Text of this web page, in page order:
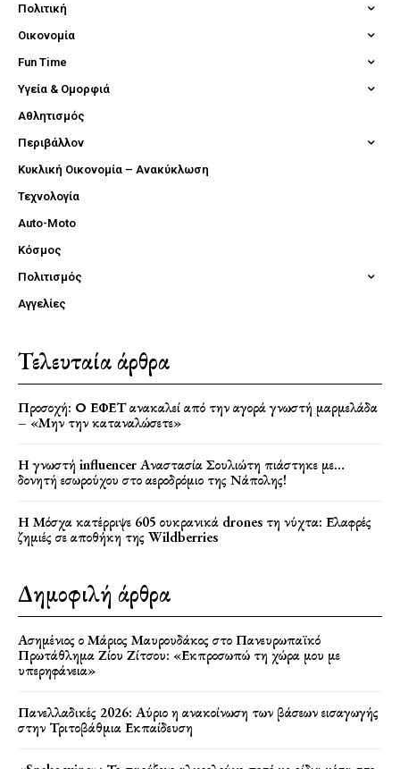
Πολιτική
Οικονομία
Fun Time
Υγεία & Ομορφιά
Αθλητισμός
Περιβάλλον
Κυκλική Οικονομία – Ανακύκλωση
Τεχνολογία
Auto-Moto
Κόσμος
Πολιτισμός
Αγγελίες
Τελευταία άρθρα
Προσοχή: Ο ΕΦΕΤ ανακαλεί από την αγορά γνωστή μαρμελάδα
– «Μην την καταναλώσετε»
Η γνωστή influencer Αναστασία Σουλιώτη πιάστηκε με…
δονητή εσωρούχου στο αεροδρόμιο της Νάπολης!
Η Μόσχα κατέρριψε 605 ουκρανικά drones τη νύχτα: Ελαφρές
ζημιές σε αποθήκη της Wildberries
Δημοφιλή άρθρα
Ασημένιος ο Μάριος Μαυρουδάκος στο Πανευρωπαϊκό
Πρωτάθλημα Ζίου Ζίτσου: «Εκπροσωπώ τη χώρα μου με
υπερηφάνεια»
Πανελλαδικές 2026: Αύριο η ανακοίνωση των βάσεων εισαγωγής
στην Τριτοβάθμια Εκπαίδευση